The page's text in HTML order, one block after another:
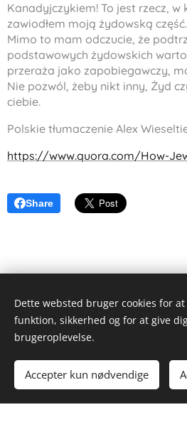
Kanadyjczykiem! To jest rzecz, w
zawiodłem moją żydowską część.
Mimo to mam odczucie, że
podstawowych żydowskich
przeraża jako zapobiegawczy,
Nie pozwól, żeby nikt inny, Żyd
ciebie.
Polskie tłumaczenie Alex
https://www.quora.com/How-
Share
Alex Wieseltier -
Alle rettigheder
Drevet afWebnode
Lav din egen hjemmeside
Dette websted bruger cookies for
funktion, sikkerhed og for at give
brugeroplevelse.
Accepter kun nødvendige